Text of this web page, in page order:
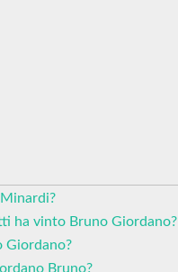
ha vinto Bruno Giordano?
Giordano?
Bruno?